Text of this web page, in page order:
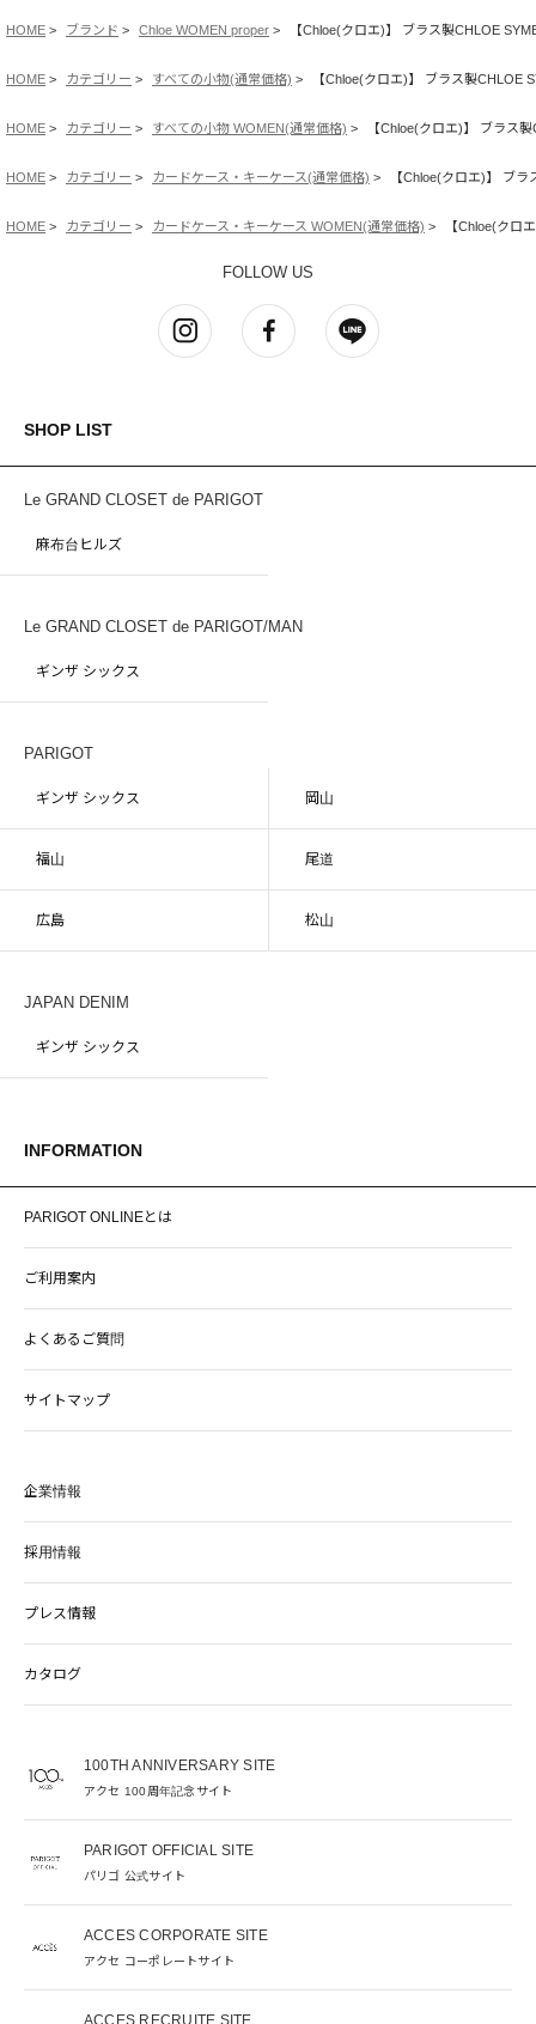
HOME ブランド Chloe WOMEN proper 【Chloe(クロエ)】 ブラス製CHLOE
HOME カテゴリー すべての小物(通常価格) 【Chloe(クロエ)】 ブラス製CHLOE
HOME カテゴリー すべての小物 WOMEN(通常価格) 【Chloe(クロエ)】 ブラス
HOME カテゴリー カードケース・キーケース(通常価格) 【Chloe(クロエ)】 ブ
HOME カテゴリー カードケース・キーケース WOMEN(通常価格) 【Chloe(クロ
FOLLOW US
SHOP LIST
Le GRAND CLOSET de PARIGOT
麻布台ヒルズ
Le GRAND CLOSET de PARIGOT/MAN
ギンザ シックス
PARIGOT
ギンザ シックス 岡山
福山 尾道
広島 松山
JAPAN DENIM
ギンザ シックス
INFORMATION
PARIGOT ONLINEとは
ご利用案内
よくあるご質問
サイトマップ
企業情報
採用情報
プレス情報
カタログ
100TH ANNIVERSARY SITE
アクセ 100周年記念サイト
PARIGOT OFFICIAL SITE
パリゴ 公式サイト
ACCES CORPORATE SITE
アクセ コーポレートサイト
ACCES RECRUITE SITE